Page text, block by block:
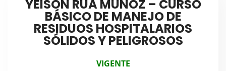
YEISON RÚA MUÑOZ – CURSO
BÁSICO DE MANEJO DE
RESIDUOS HOSPITALARIOS
SÓLIDOS Y PELIGROSOS
VIGENTE